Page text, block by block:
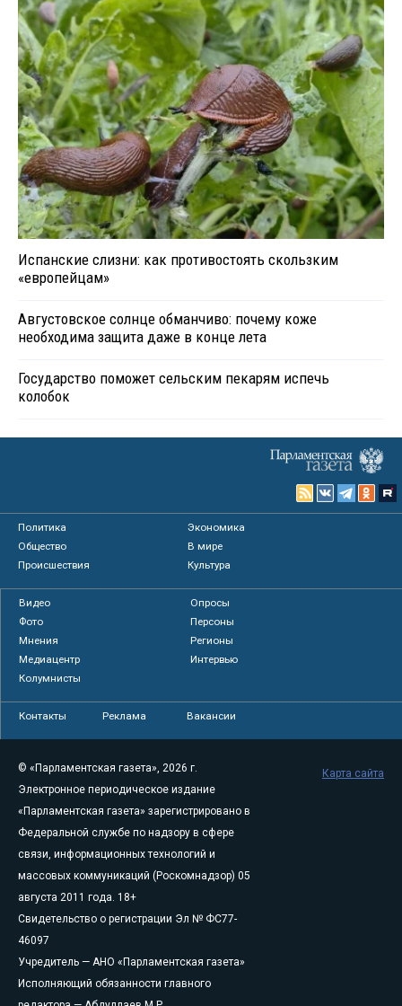
Испанские слизни: как противостоять скользким
«европейцам»
Августовское солнце обманчиво: почему коже
необходима защита даже в конце лета
Государство поможет сельским пекарям испечь
колобок
Политика
Экономика
Общество
В мире
Происшествия
Культура
Видео
Опросы
Фото
Персоны
Мнения
Регионы
Медиацентр
Интервью
Колумнисты
Контакты Реклама Вакансии
© «Парламентская газета», 2026 г.
Электронное периодическое издание
«Парламентская газета» зарегистрировано в
Федеральной службе по надзору в сфере
связи, информационных технологий и
массовых коммуникаций (Роскомнадзор) 05
августа 2011 года. 18+
Свидетельство о регистрации Эл № ФС77-
46097
Учредитель — АНО «Парламентская газета»
Исполняющий обязанности главного
Карта сайта